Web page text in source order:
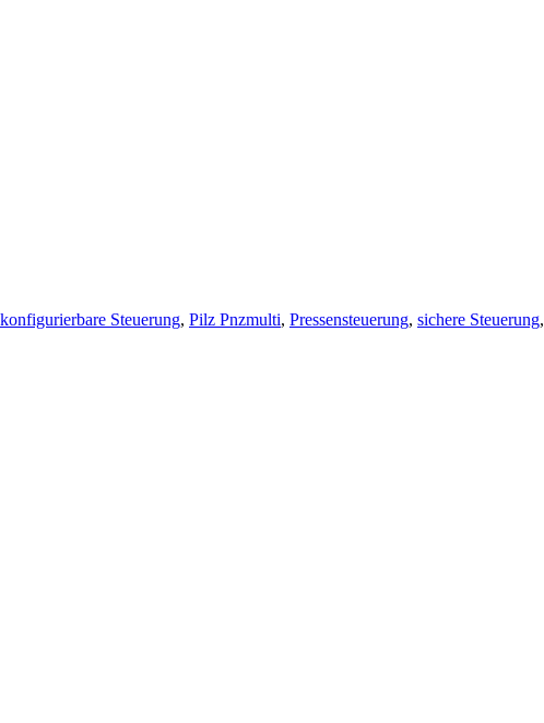
Steuerung, Pilz Pnzmulti, Pressensteuerung, sichere Steuerung,